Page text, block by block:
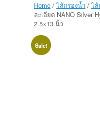
Home /ไส้กรองน้ำ /ไส้
ละเอียด NANO Silver
2.5×13 นิ้ว
Sale!